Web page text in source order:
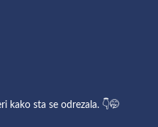
kako sta se odrezala. 👇🤭